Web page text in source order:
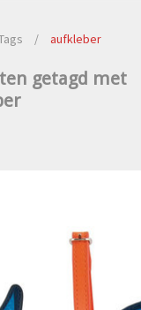
/ aufkleber
getagd met